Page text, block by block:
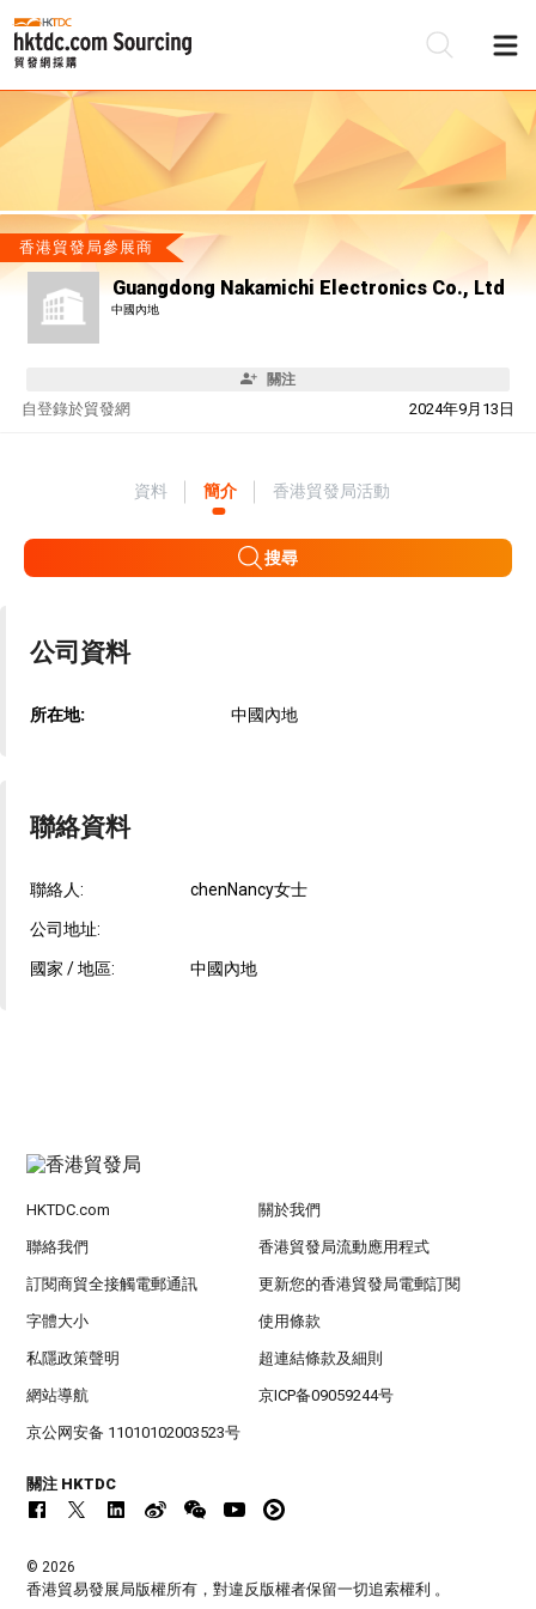
香港貿發局參展商
Guangdong Nakamichi Electronics Co., Ltd
中國內地
關注
自 2024年9月13日
登錄於貿發網
資料 簡介 香港貿發局活動
搜尋
公司資料
所在地: 中國內地
聯絡資料
聯絡人: chenNancy女士
公司地址:
國家 / 地區: 中國內地
HKTDC.com 關於我們
聯絡我們 香港貿發局流動應用程式
訂閱商貿全接觸電郵通訊 更新您的香港貿發局電郵訂閱
字體大小 使用條款
私隱政策聲明 超連結條款及細則
網站導航 京ICP备09059244号
京公网安备 11010102003523号
關注 HKTDC
© 2026
香港貿易發展局版權所有，對違反版權者保留一切追索權利 。